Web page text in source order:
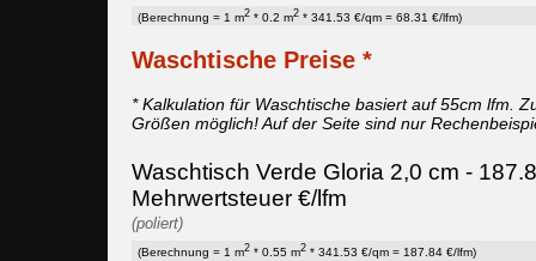
(Berechnung = 1 m2 * 0.2 m2 * 341.53 €/qm = 68.31 €/lfm)
Waschtische Preise *
* Kalkulation für Waschtische basiert auf 55cm lfm.
Größen möglich! Auf der Seite sind nur
Waschtisch Verde Gloria 2,0 cm -
Mehrwertsteuer €/lfm
(poliert)
(Berechnung = 1 m2 * 0.55 m2 * 341.53 €/qm = 187.84 €/lfm)